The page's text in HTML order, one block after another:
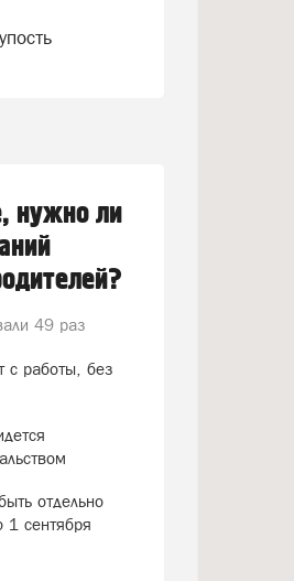
нужно ли
49 раз
с работы, без
отдельно
1 сентября